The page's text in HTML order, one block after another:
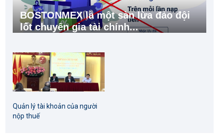
BOSTONMEX là một sàn lừa đảo đội
lốt chuyên gia tài chính...
Quản lý tài khoản của người
nộp thuế